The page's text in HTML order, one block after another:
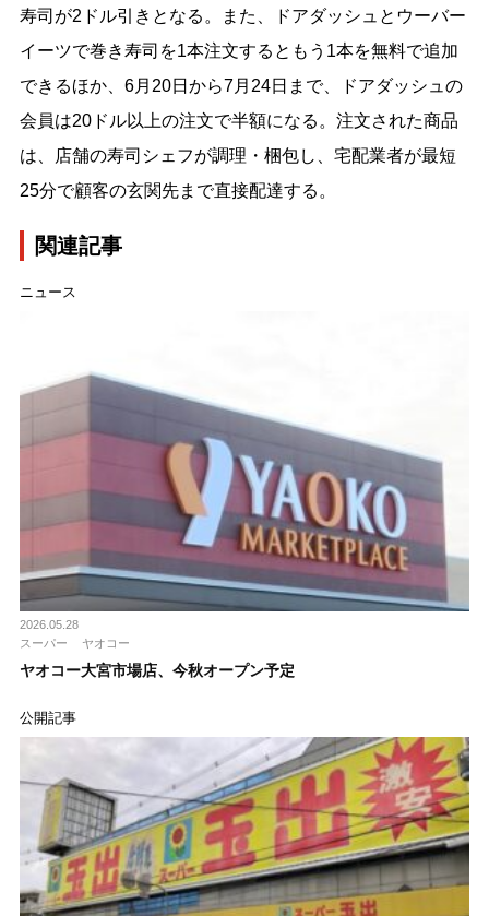
寿司が2ドル引きとなる。また、ドアダッシュとウーバー
イーツで巻き寿司を1本注文するともう1本を無料で追加
できるほか、6月20日から7月24日まで、ドアダッシュの
会員は20ドル以上の注文で半額になる。注文された商品
は、店舗の寿司シェフが調理・梱包し、宅配業者が最短
25分で顧客の玄関先まで直接配達する。
関連記事
ニュース
2026.05.28
スーパー
ヤオコー
ヤオコー大宮市場店、今秋オープン予定
公開記事